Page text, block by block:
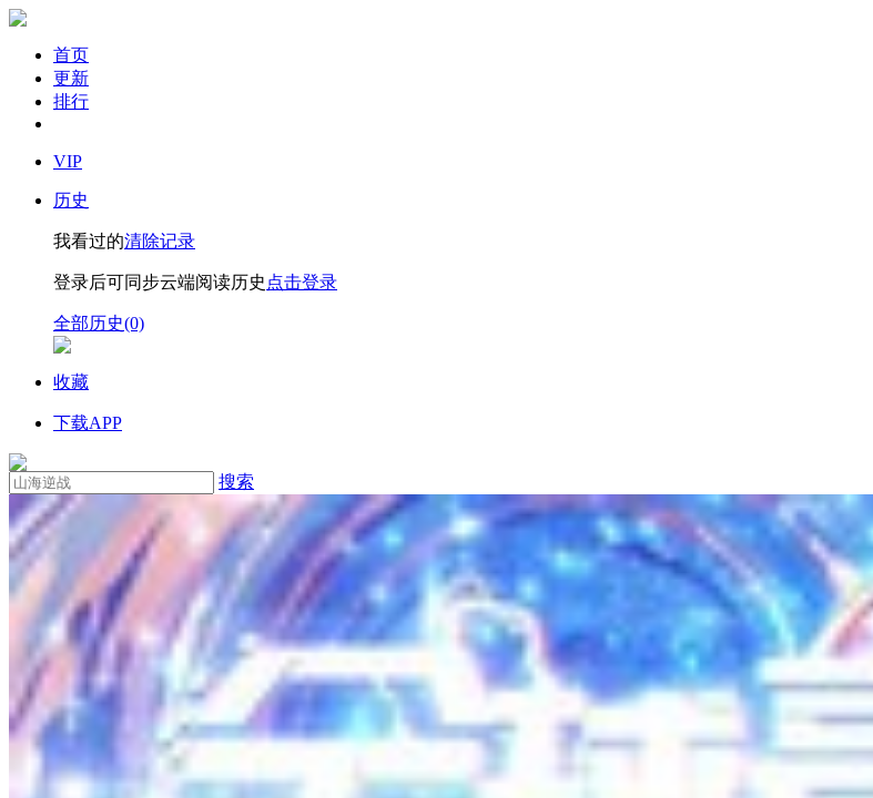
首页
更新
排行
VIP
历史
我看过的清除记录
登录后可同步云端阅读历史 点击登录
全部历史(0)
收藏
下载APP
搜索